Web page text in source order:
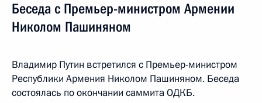
Беседа с Премьер-министром Армении
Николом Пашиняном
Владимир Путин встретился с Премьер-министром
Республики Армения Николом Пашиняном. Беседа
состоялась по окончании саммита ОДКБ.